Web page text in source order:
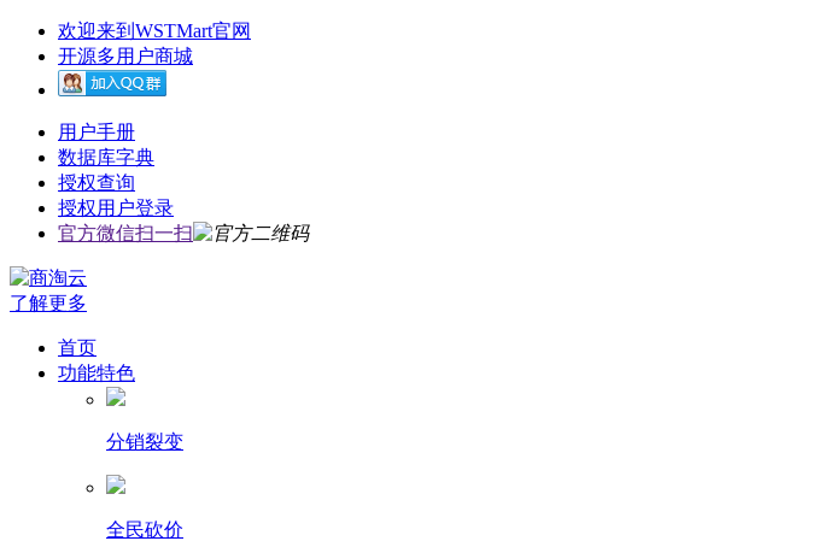
欢迎来到WSTMart官网
开源多用户商城
用户手册
数据库字典
授权查询
授权用户登录
官方微信扫一扫
了解更多
首页
功能特色
分销裂变
全民砍价